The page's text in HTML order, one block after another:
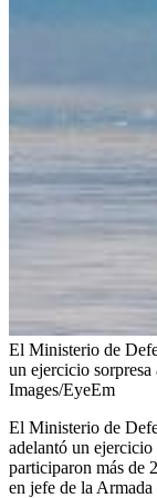
El Ministerio de
un ejercicio
Images/EyeEm
El Ministerio de
adelantó un
participaron más de
en jefe de la